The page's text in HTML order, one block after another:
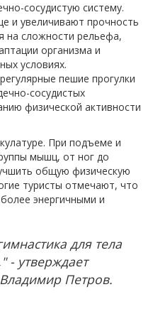
сосудистую систему.
и увеличивают прочность
на сложности рельефа,
организма и
условиях.
пешие прогулки
сосудистых
физической активности
При подъеме и
мышц, от ног до
общую физическую
туристы отмечают, что
энергичными и
для тела
- утверждает
Петров.